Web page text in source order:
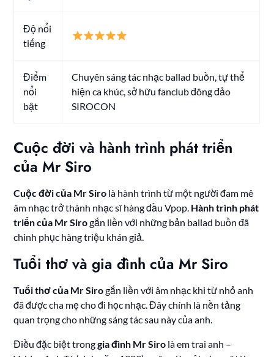
Độ nổi
tiếng
Điểm
nổi
bật
Chuyên sáng tác nhạc ballad buồn, tự thể
hiện ca khúc, sở hữu fanclub đông đảo
SIROCON
Cuộc đời và hành trình phát triển
của Mr Siro
Cuộc đời của Mr Siro là hành trình từ một người đam mê
âm nhạc trở thành nhạc sĩ hàng đầu Vpop. Hành trình phát
triển của Mr Sirogắn liền với những bản ballad buồn đã
chinh phục hàng triệu khán giả.
Tuổi thơ và gia đình của Mr Siro
Tuổi thơ của Mr Sirogắn liền với âm nhạc khi từ nhỏ anh
đã được cha mẹ cho đi học nhạc. Đây chính là nền tảng
quan trọng cho những sáng tác sau này của anh.
Điều đặc biệt tronggia đình Mr Siro là em trai anh –